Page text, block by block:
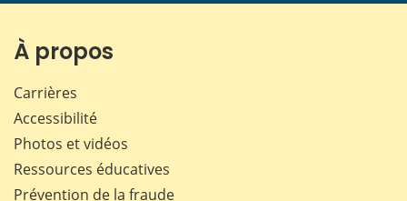
À propos
Carrières
Accessibilité
Photos et vidéos
Ressources éducatives
Prévention de la fraude